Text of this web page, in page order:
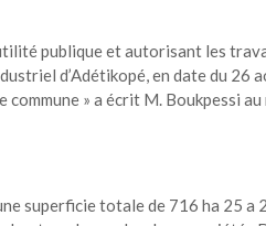
publique et autorisant les
d’Adétikopé, en date du 26
» a écrit M. Boukpessi au
superficie totale de 716 ha 25 a